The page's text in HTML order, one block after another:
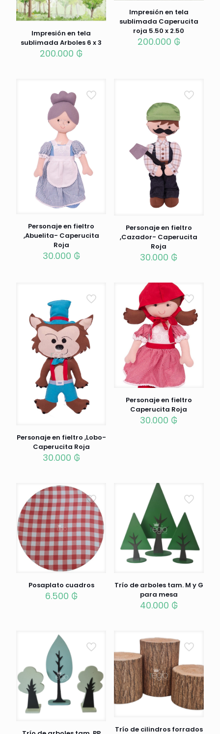
Impresión en tela
sublimada Arboles 6 x 3
200.000 ₲
Impresión en tela
sublimada Caperucita
roja 5.50 x 2.50
200.000 ₲
Personaje en fieltro
,Abuelita- Caperucita
Roja
30.000 ₲
Personaje en fieltro
,Cazador- Caperucita
Roja
30.000 ₲
Personaje en fieltro ,Lobo-
Caperucita Roja
30.000 ₲
Personaje en fieltro
Caperucita Roja
30.000 ₲
Posaplato cuadros
6.500 ₲
Trío de arboles tam. M y G
para mesa
40.000 ₲
Trío de cilindros forrados